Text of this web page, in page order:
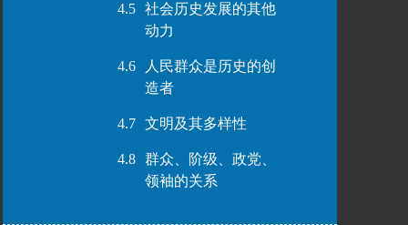
4.5
社会历史发展的其他
动力
4.6
人民群众是历史的创
造者
4.7 文明及其多样性
4.8
群众、阶级、政党、
领袖的关系